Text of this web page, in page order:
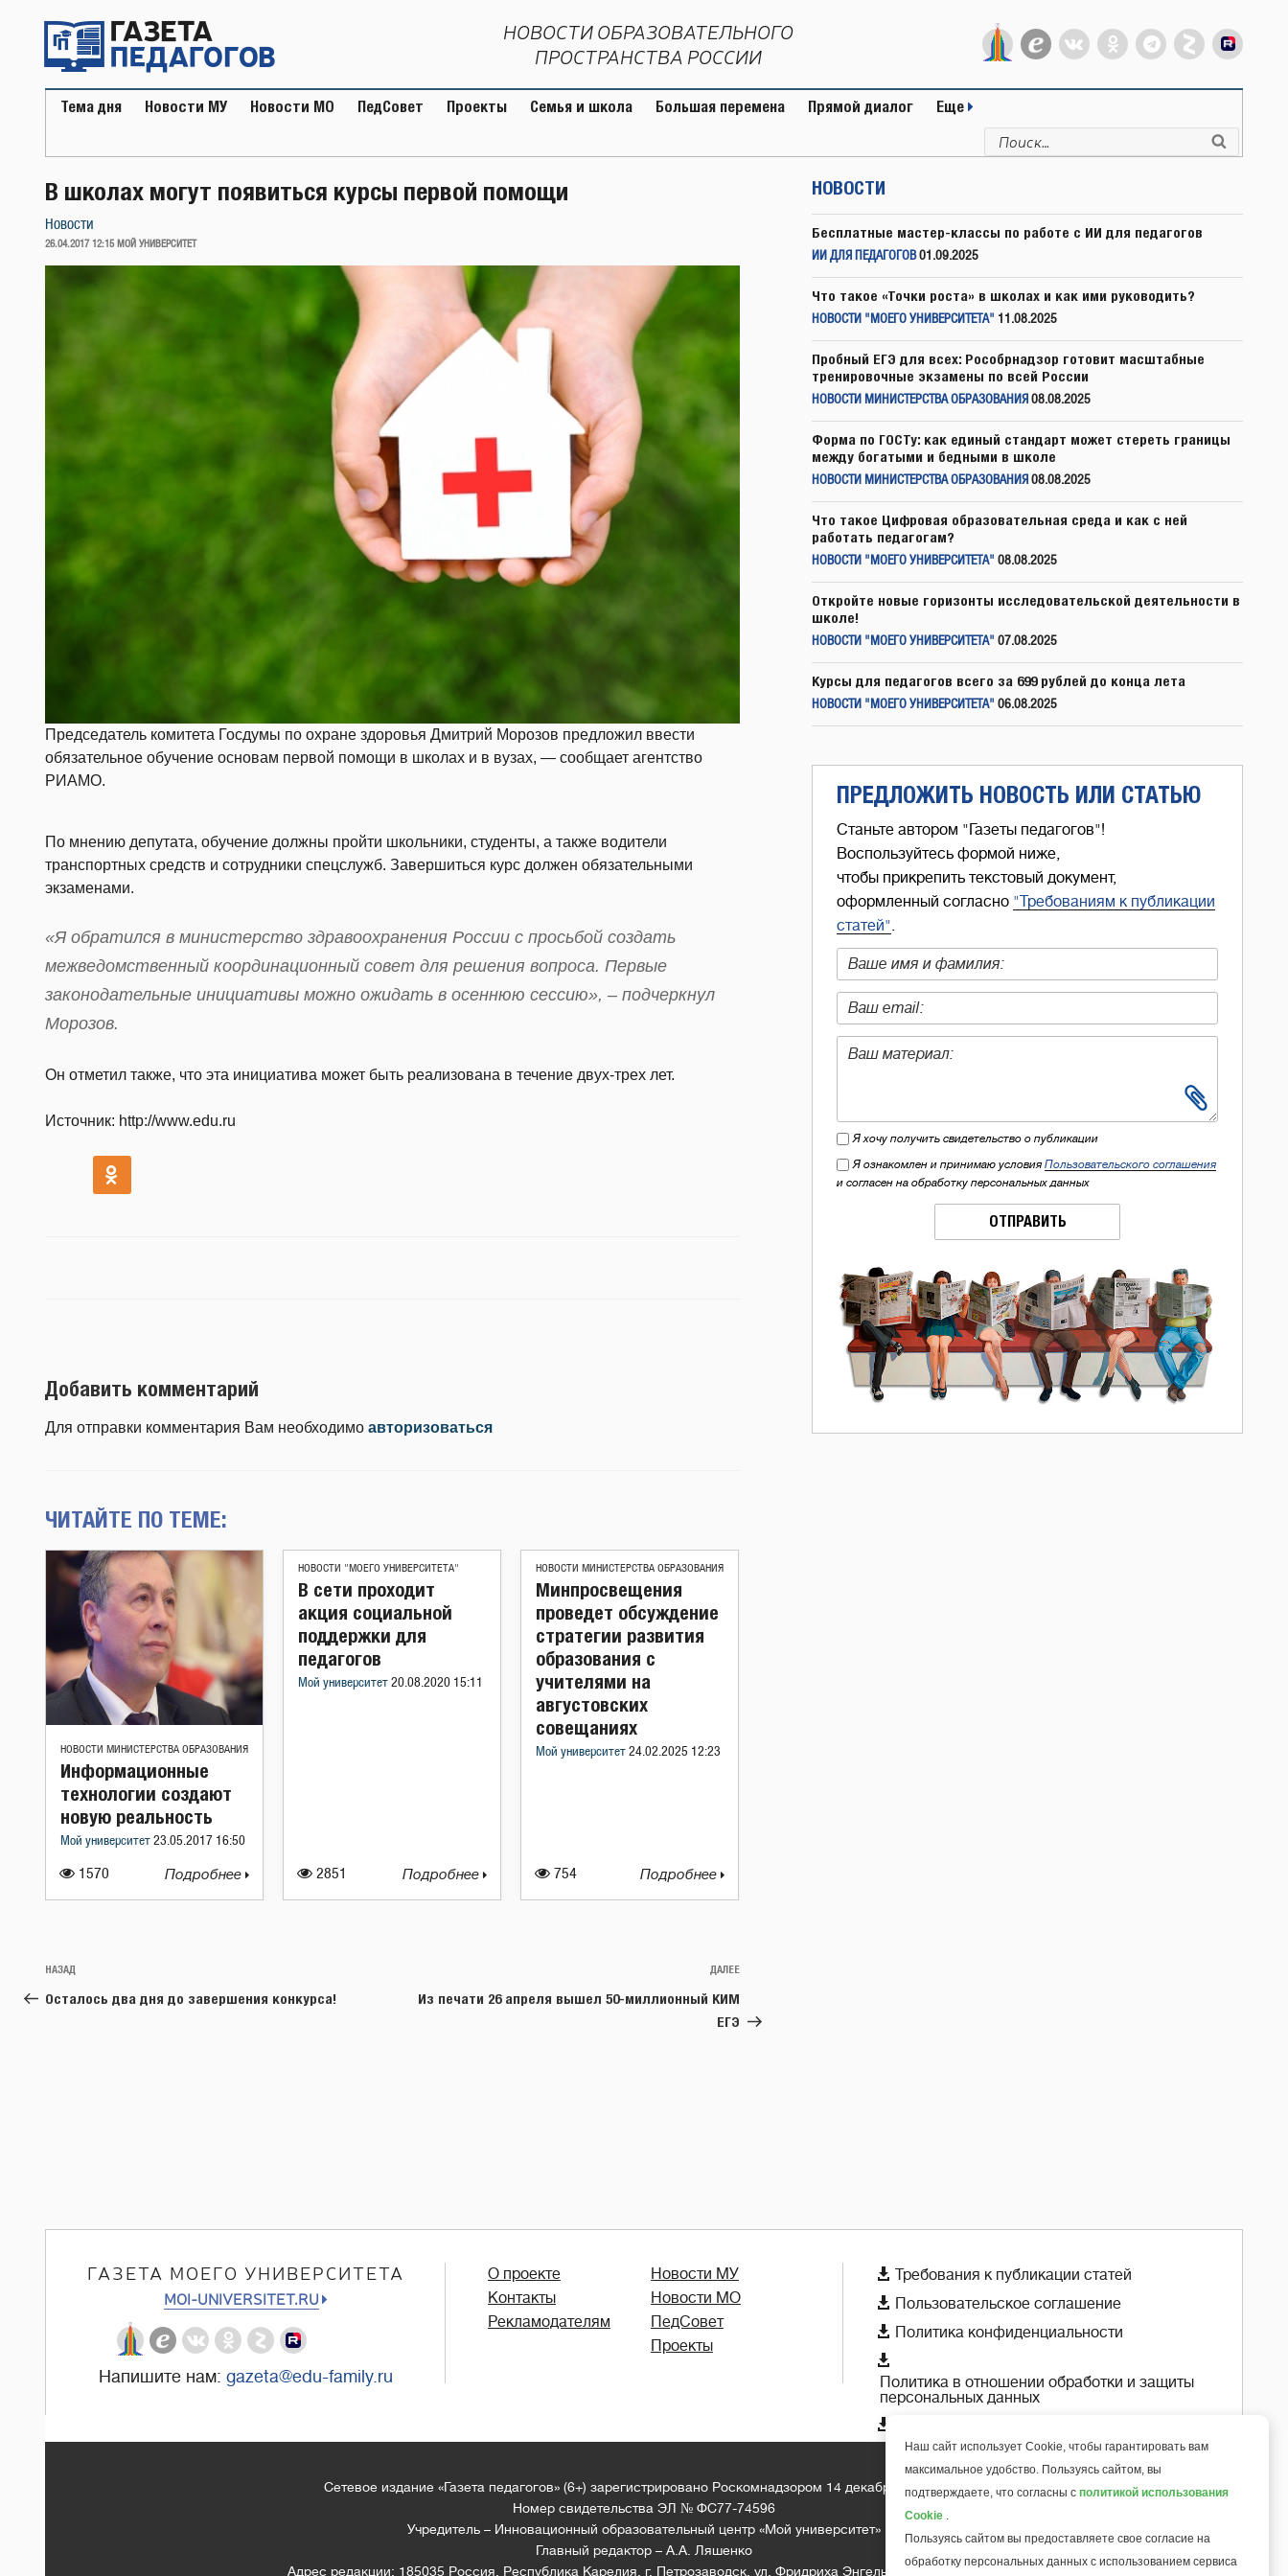
содержимому
НОВОСТИ ОБРАЗОВАТЕЛЬНОГО
ПРОСТРАНСТВА РОССИИ
Тема дня Новости МУ Новости МО ПедСовет Проекты Семья и школа Большая перемена Прямой диалог Еще
Искать:
В школах могут появиться курсы первой помощи
Новости
ОПУБЛИКОВАНО
26.04.2017 12:15 МОЙ УНИВЕРСИТЕТ
Председатель комитета Госдумы по охране здоровья Дмитрий Морозов предложил ввести
обязательное обучение основам первой помощи в школах и в вузах, — сообщает агентство
РИАМО.
По мнению депутата, обучение должны пройти школьники, студенты, а также водители
транспортных средств и сотрудники спецслужб. Завершиться курс должен обязательными
экзаменами.
«Я обратился в министерство здравоохранения России с просьбой создать
межведомственный координационный совет для решения вопроса. Первые
законодательные инициативы можно ожидать в осеннюю сессию», – подчеркнул
Морозов.
Он отметил также, что эта инициатива может быть реализована в течение двух-трех лет.
Источник: http://www.edu.ru
Добавить комментарий
Для отправки комментария Вам необходимо авторизоваться
ЧИТАЙТЕ ПО ТЕМЕ:
НОВОСТИ МИНИСТЕРСТВА ОБРАЗОВАНИЯ
1570
Информационные
технологии создают
новую реальность
Мой университет 23.05.2017 16:50
Подробнее
НОВОСТИ "МОЕГО УНИВЕРСИТЕТА"
2851
В сети проходит
акция социальной
поддержки для
педагогов
Мой университет 20.08.2020 15:11
Подробнее
НОВОСТИ МИНИСТЕРСТВА ОБРАЗОВАНИЯ
754
Минпросвещения
проведет обсуждение
стратегии развития
образования с
учителями на
августовских
совещаниях
Мой университет 24.02.2025 12:23
Подробнее
Навигация
по
Предыдущая
запись:
НАЗАД
Осталось два дня до завершения конкурса!
Следующая
ДАЛЕЕ
Из печати 26 апреля вышел 50-миллионный КИМ
ЕГЭ
НОВОСТИ
Бесплатные мастер-классы по работе с ИИ для педагогов
ИИ ДЛЯ ПЕДАГОГОВ 01.09.2025
Что такое «Точки роста» в школах и как ими руководить?
НОВОСТИ "МОЕГО УНИВЕРСИТЕТА" 11.08.2025
Пробный ЕГЭ для всех: Рособрнадзор готовит масштабные
тренировочные экзамены по всей России
НОВОСТИ МИНИСТЕРСТВА ОБРАЗОВАНИЯ 08.08.2025
Форма по ГОСТу: как единый стандарт может стереть границы
между богатыми и бедными в школе
НОВОСТИ МИНИСТЕРСТВА ОБРАЗОВАНИЯ 08.08.2025
Что такое Цифровая образовательная среда и как с ней
работать педагогам?
НОВОСТИ "МОЕГО УНИВЕРСИТЕТА" 08.08.2025
Откройте новые горизонты исследовательской деятельности в
школе!
НОВОСТИ "МОЕГО УНИВЕРСИТЕТА" 07.08.2025
Курсы для педагогов всего за 699 рублей до конца лета
НОВОСТИ "МОЕГО УНИВЕРСИТЕТА" 06.08.2025
ПРЕДЛОЖИТЬ НОВОСТЬ ИЛИ СТАТЬЮ
Станьте автором "Газеты педагогов"!
Воспользуйтесь формой ниже,
чтобы прикрепить текстовый документ,
оформленный согласно "Требованиям к публикации
статей".
Я хочу получить свидетельство о публикации
Я ознакомлен и принимаю условия Пользовательского соглашения
и согласен на обработку персональных данных
ОТПРАВИТЬ
ГАЗЕТА МОЕГО УНИВЕРСИТЕТА
MOI-UNIVERSITET.RU
Напишите нам: gazeta@edu-family.ru
О проекте
Контакты
Рекламодателям
Новости МУ
Новости МО
ПедСовет
Проекты
 Требования к публикации статей
 Пользовательское соглашение
 Политика конфиденциальности

Политика в отношении обработки и защиты
персональных данных

Сетевое издание «Газета педагогов» (6+) зарегистрировано Роскомнадзором 14 декабря 2018 года
Номер свидетельства ЭЛ № ФС77-74596
Учредитель – Инновационный образовательный центр «Мой университет»
Главный редактор – А.А. Ляшенко
Адрес редакции: 185035 Россия, Республика Карелия, г. Петрозаводск, ул. Фридриха Энгельса д.10, офис 211
6+
Наш сайт использует Cookie, чтобы гарантировать вам
максимальное удобство. Пользуясь сайтом, вы
подтверждаете, что согласны с политикой использования
Cookie .
Пользуясь сайтом вы предоставляете свое согласие на
обработку персональных данных с использованием сервиса